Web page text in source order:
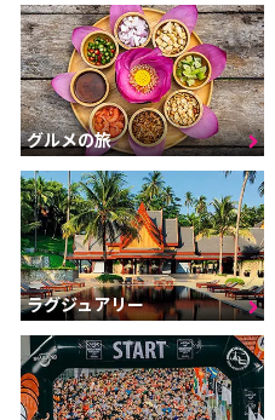
グルメの旅
ラグジュアリー